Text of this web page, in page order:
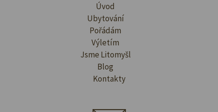
Úvod
Ubytování
Pořádám
Výletím
Jsme Litomyšl
Blog
Kontakty